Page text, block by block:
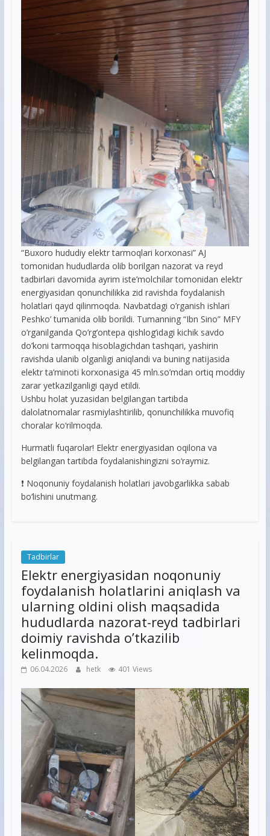
“Buxoro hududiy elektr tarmoqlari korxonasi” AJ
tomonidan hududlarda olib borilgan nazorat va reyd
tadbirlari davomida ayrim iste’molchilar tomonidan elektr
energiyasidan qonunchilikka zid ravishda foydalanish
holatlari qayd qilinmoqda. Navbatdagi o’rganish ishlari
Peshko’ tumanida olib borildi. Tumanning “Ibn Sino” MFY
o’rganilganda Qo’rg’ontepa qishlog’idagi kichik savdo
do’koni tarmoqqa hisoblagichdan tashqari, yashirin
ravishda ulanib olganligi aniqlandi va buning natijasida
elektr ta’minoti korxonasiga 45 mln.so’mdan ortiq moddiy
zarar yetkazilganligi qayd etildi.
Ushbu holat yuzasidan belgilangan tartibda
dalolatnomalar rasmiylashtirilib, qonunchilikka muvofiq
choralar ko‘rilmoqda.
Hurmatli fuqarolar! Elektr energiyasidan oqilona va
belgilangan tartibda foydalanishingizni so‘raymiz.
❗️ Noqonuniy foydalanish holatlari javobgarlikka sabab
bo‘lishini unutmang.
Tadbirlar
Elektr energiyasidan noqonuniy
foydalanish holatlarini aniqlash va
ularning oldini olish maqsadida
hududlarda nazorat-reyd tadbirlari
doimiy ravishda o’tkazilib
kelinmoqda.
06.04.2026 hetk 401 Views